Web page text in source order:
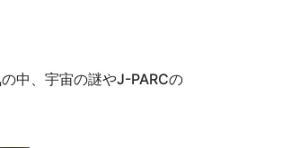
中、宇宙の謎やJ-PARCの